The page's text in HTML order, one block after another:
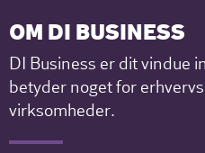
OM DI BUSINESS
DI Business er dit vindue
betyder noget for
virksomheder.